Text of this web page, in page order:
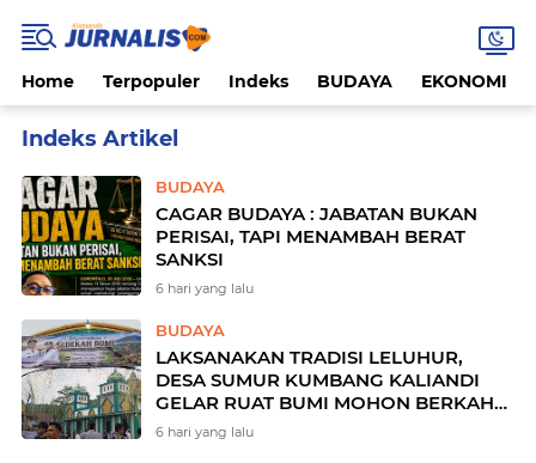
Home Terpopuler Indeks BUDAYA EKONOMI
BUDAYA
CAGAR BUDAYA : JABATAN BUKAN
PERISAI, TAPI MENAMBAH BERAT
SANKSI
6 hari yang lalu
BUDAYA
LAKSANAKAN TRADISI LELUHUR,
DESA SUMUR KUMBANG KALIANDI
GELAR RUAT BUMI MOHON BERKAH
DAN KESELAMATAN
6 hari yang lalu